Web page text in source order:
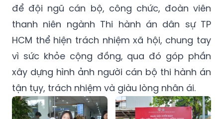
để đội ngũ cán bộ, công chức, đoàn viên
thanh niên ngành Thi hành án dân sự TP
HCM thể hiện trách nhiệm xã hội, chung tay
vì sức khỏe cộng đồng, qua đó góp phần
xây dựng hình ảnh người cán bộ thi hành án
tận tụy, trách nhiệm và giàu lòng nhân ái.